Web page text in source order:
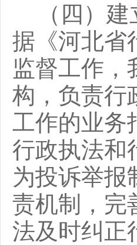
（四）
据《河北省
监督工作，
构，负责行
工作的业务
行政执法和
为投诉举报
责机制，完
法及时纠正